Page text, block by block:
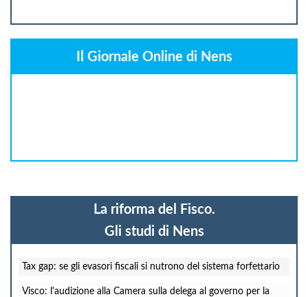
Il Giornale Online di Nens
La riforma del Fisco.
Gli studi di Nens
Tax gap: se gli evasori fiscali si nutrono del sistema forfettario
Visco: l'audizione alla Camera sulla delega al governo per la